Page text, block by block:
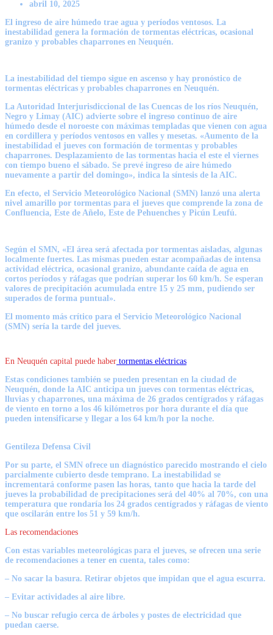
abril 10, 2025
El ingreso de aire húmedo trae agua y períodos ventosos. La
inestabilidad genera la formación de tormentas eléctricas, ocasional
granizo y probables chaparrones en Neuquén.
La inestabilidad del tiempo sigue en ascenso y hay pronóstico de
tormentas eléctricas y probables chaparrones en Neuquén.
La Autoridad Interjurisdiccional de las Cuencas de los ríos Neuquén,
Negro y Limay (AIC) advierte sobre el ingreso continuo de aire
húmedo desde el noroeste con máximas templadas que vienen con agua
en cordillera y períodos ventosos en valles y mesetas. «Aumento de la
inestabilidad el jueves con formación de tormentas y probables
chaparrones. Desplazamiento de las tormentas hacia el este el viernes
con tiempo bueno el sábado. Se prevé ingreso de aire húmedo
nuevamente a partir del domingo», indica la síntesis de la AIC.
En efecto, el Servicio Meteorológico Nacional (SMN) lanzó una alerta
nivel amarillo por tormentas para el jueves que comprende la zona de
Confluencia, Este de Añelo, Este de Pehuenches y Picún Leufú.
Según el SMN, «El área será afectada por tormentas aisladas, algunas
localmente fuertes. Las mismas pueden estar acompañadas de intensa
actividad eléctrica, ocasional granizo, abundante caída de agua en
cortos períodos y ráfagas que podrían superar los 60 km/h. Se esperan
valores de precipitación acumulada entre 15 y 25 mm, pudiendo ser
superados de forma puntual».
El momento más crítico para el Servicio Meteorológico Nacional
(SMN) sería la tarde del jueves.
En Neuquén capital puede haber tormentas eléctricas
Estas condiciones también se pueden presentan en la ciudad de
Neuquén, donde la AIC anticipa un jueves con tormentas eléctricas,
lluvias y chaparrones, una máxima de 26 grados centígrados y ráfagas
de viento en torno a los 46 kilómetros por hora durante el día que
pueden intensificarse y llegar a los 64 km/h por la noche.
Gentileza Defensa Civil
Por su parte, el SMN ofrece un diagnóstico parecido mostrando el cielo
parcialmente cubierto desde temprano. La inestabilidad se
incrementará conforme pasen las horas, tanto que hacia la tarde del
jueves la probabilidad de precipitaciones será del 40% al 70%, con una
temperatura que rondaría los 24 grados centígrados y ráfagas de viento
que oscilarán entre los 51 y 59 km/h.
Las recomendaciones
Con estas variables meteorológicas para el jueves, se ofrecen una serie
de recomendaciones a tener en cuenta, tales como:
– No sacar la basura. Retirar objetos que impidan que el agua escurra.
– Evitar actividades al aire libre.
– No buscar refugio cerca de árboles y postes de electricidad que
puedan caerse.